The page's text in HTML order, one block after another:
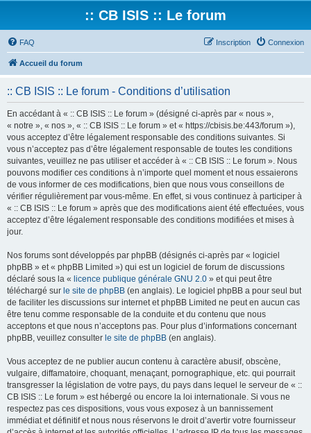
:: CB ISIS :: Le forum
FAQ Connexion
Inscription
Accueil du forum
:: CB ISIS :: Le forum - Conditions d’utilisation
En accédant à « :: CB ISIS :: Le forum » (désigné ci-après par « nous »,
« notre », « nos », « :: CB ISIS :: Le forum » et « https://cbisis.be:443/forum »),
vous acceptez d’être légalement responsable des conditions suivantes. Si
vous n’acceptez pas d’être légalement responsable de toutes les conditions
suivantes, veuillez ne pas utiliser et accéder à « :: CB ISIS :: Le forum ». Nous
pouvons modifier ces conditions à n’importe quel moment et nous essaierons
de vous informer de ces modifications, bien que nous vous conseillons de
vérifier régulièrement par vous-même. En effet, si vous continuez à participer à
« :: CB ISIS :: Le forum » après que des modifications aient été effectuées, vous
acceptez d’être légalement responsable des conditions modifiées et mises à
jour.
Nos forums sont développés par phpBB (désignés ci-après par « logiciel
phpBB » et « phpBB Limited ») qui est un logiciel de forum de discussions
déclaré sous la « licence publique générale GNU 2.0 » et qui peut être
téléchargé sur le site de phpBB (en anglais). Le logiciel phpBB a pour seul but
de faciliter les discussions sur internet et phpBB Limited ne peut en aucun cas
être tenu comme responsable de la conduite et du contenu que nous
acceptons et que nous n’acceptons pas. Pour plus d’informations concernant
phpBB, veuillez consulter le site de phpBB (en anglais).
Vous acceptez de ne publier aucun contenu à caractère abusif, obscène,
vulgaire, diffamatoire, choquant, menaçant, pornographique, etc. qui pourrait
transgresser la législation de votre pays, du pays dans lequel le serveur de « ::
CB ISIS :: Le forum » est hébergé ou encore la loi internationale. Si vous ne
respectez pas ces dispositions, vous vous exposez à un bannissement
immédiat et définitif et nous nous réservons le droit d’avertir votre fournisseur